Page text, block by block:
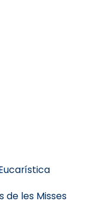
de les Misses